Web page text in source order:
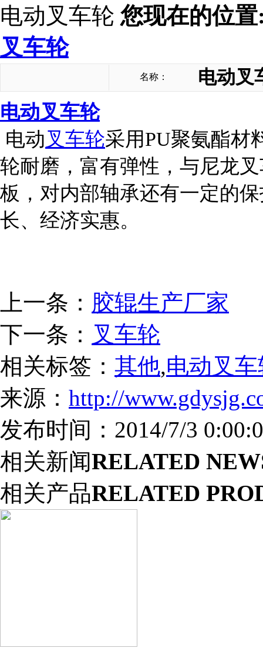
电动叉车轮 您现在的位
叉车轮
名称： 电动叉
电动叉车轮
电动叉车轮采用PU聚氨酯材
轮耐磨，富有弹性，与尼龙
板，对内部轴承还有一定的
长、经济实惠。
上一条： 胶辊生产厂家
下一条： 叉车轮
相关标签： 其他,电动叉
来源： http://
发布时间：2014/7/3
相关新闻RELATED
相关产品RELATED